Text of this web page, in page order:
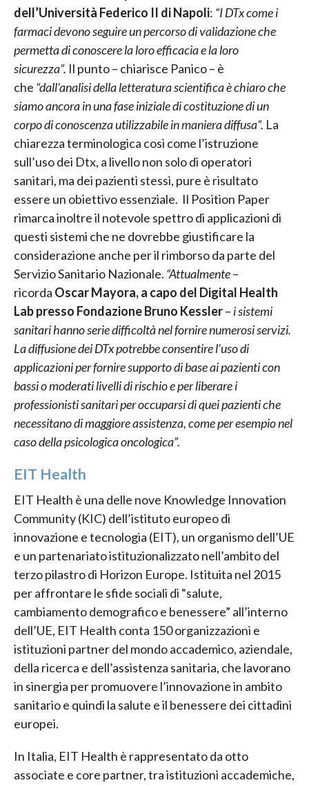
dell’Università Federico II di Napoli: “I DTx come i
farmaci devono seguire un percorso di validazione che
permetta di conoscere la loro efficacia e la loro
sicurezza”. Il punto – chiarisce Panico – è
che “dall’analisi della letteratura scientifica è chiaro che
siamo ancora in una fase iniziale di costituzione di un
corpo di conoscenza utilizzabile in maniera diffusa”. La
chiarezza terminologica così come l’istruzione
sull’uso dei Dtx, a livello non solo di operatori
sanitari, ma dei pazienti stessi, pure è risultato
essere un obiettivo essenziale. Il Position Paper
rimarca inoltre il notevole spettro di applicazioni di
questi sistemi che ne dovrebbe giustificare la
considerazione anche per il rimborso da parte del
Servizio Sanitario Nazionale. “Attualmente–
ricorda Oscar Mayora, a capo del Digital Health
Lab presso Fondazione Bruno Kessler– i sistemi
sanitari hanno serie difficoltà nel fornire numerosi servizi.
La diffusione dei DTx potrebbe consentire l’uso di
applicazioni per fornire supporto di base ai pazienti con
bassi o moderati livelli di rischio e per liberare i
professionisti sanitari per occuparsi di quei pazienti che
necessitano di maggiore assistenza, come per esempio nel
caso della psicologica oncologica”.
EIT Health
EIT Health è una delle nove Knowledge Innovation
Community (KIC) dell’istituto europeo di
innovazione e tecnologia (EIT), un organismo dell’UE
e un partenariato istituzionalizzato nell’ambito del
terzo pilastro di Horizon Europe. Istituita nel 2015
per affrontare le sfide sociali di “salute,
cambiamento demografico e benessere” all’interno
dell’UE, EIT Health conta 150 organizzazioni e
istituzioni partner del mondo accademico, aziendale,
della ricerca e dell’assistenza sanitaria, che lavorano
in sinergia per promuovere l’innovazione in ambito
sanitario e quindi la salute e il benessere dei cittadini
europei.
In Italia, EIT Health è rappresentato da otto
associate e core partner, tra istituzioni accademiche,